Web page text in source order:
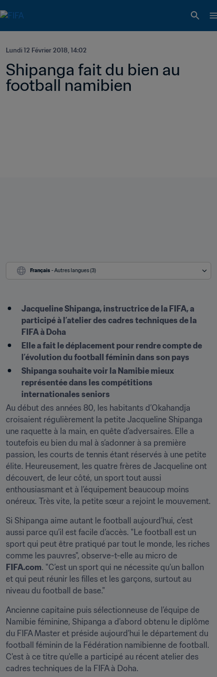
Lundi 12 Février 2018, 14:02
Shipanga fait du bien au
football namibien
Français - Autres langues (3)
Jacqueline Shipanga, instructrice de la FIFA, a
participé à l’atelier des cadres techniques de la
FIFA à Doha
Elle a fait le déplacement pour rendre compte de
l’évolution du football féminin dans son pays
Shipanga souhaite voir la Namibie mieux
représentée dans les compétitions
internationales seniors
Au début des années 80, les habitants d’Okahandja
croisaient régulièrement la petite Jacqueline Shipanga
une raquette à la main, en quête d’adversaires. Elle a
toutefois eu bien du mal à s’adonner à sa première
passion, les courts de tennis étant réservés à une petite
élite. Heureusement, les quatre frères de Jacqueline ont
découvert, de leur côté, un sport tout aussi
enthousiasmant et à l’équipement beaucoup moins
onéreux. Très vite, la petite sœur a rejoint le mouvement.
Si Shipanga aime autant le football aujourd’hui, c’est
aussi parce qu’il est facile d’accès. "Le football est un
sport qui peut être pratiqué par tout le monde, les riches
FIFA.com. "C’est un sport qui ne nécessite qu’un ballon
et qui peut réunir les filles et les garçons, surtout au
niveau du football de base."
Ancienne capitaine puis sélectionneuse de l’équipe de
Namibie féminine, Shipanga a d'abord obtenu le diplôme
du FIFA Master et préside aujourd’hui le département du
football féminin de la Fédération namibienne de football.
C'est à ce titre qu'elle a participé au récent atelier des
cadres techniques de la FIFA à Doha.